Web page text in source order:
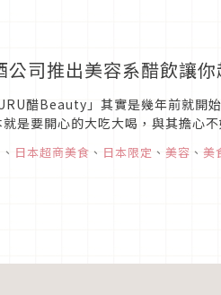
司推出美容系醋飲讓你
醋Beauty」其實是幾年前就開
是要開心的大吃大喝，與其擔心
、 日本超商美食 、 日本限定 、 美容 、 美